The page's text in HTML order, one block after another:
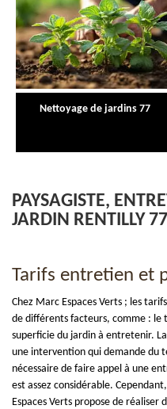
Nettoyage de jardins 77
PAYSAGISTE,
JARDIN RENTILLY
Tarifs entretien et
Chez Marc Espaces Verts ; les
de différents facteurs, comme : le
superficie du jardin à entretenir.
une intervention qui demande du
nécessaire de faire appel à une
est assez considérable.
Espaces Verts propose de